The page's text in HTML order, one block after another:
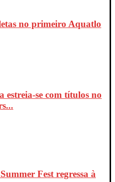
no primeiro Aquatlo
estreia-se com títulos no
Fest regressa à